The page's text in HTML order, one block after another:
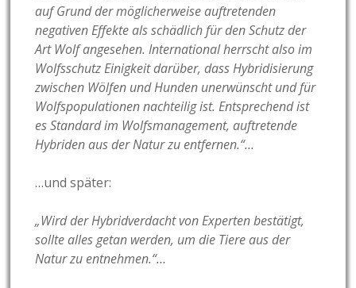
auf Grund der möglicherweise auftretenden
negativen Effekte als schädlich für den Schutz der
Art Wolf angesehen. International herrscht also im
Wolfsschutz Einigkeit darüber, dass Hybridisierung
zwischen Wölfen und Hunden unerwünscht und für
Wolfspopulationen nachteilig ist. Entsprechend ist
es Standard im Wolfsmanagement, auftretende
Hybriden aus der Natur zu entfernen.“…
…und später:
„Wird der Hybridverdacht von Experten bestätigt,
sollte alles getan werden, um die Tiere aus der
Natur zu entnehmen.“…